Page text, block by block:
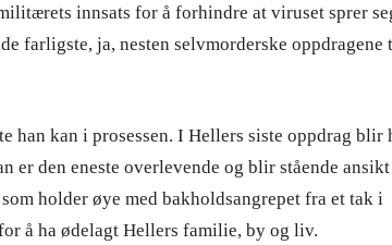
innsats for å forhindre at viruset sprer
farligste, ja, nesten selvmorderske oppdragene
han kan i prosessen. I Hellers siste oppdrag blir
er den eneste overlevende og blir stående
holder øye med bakholdsangrepet fra et tak i
å ha ødelagt Hellers familie, by og liv.